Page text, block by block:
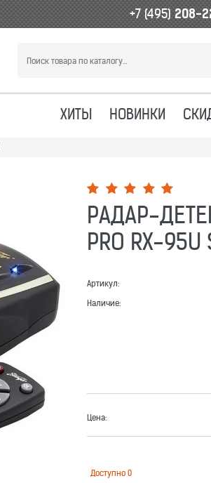
+7 (495)208-
ХИТЫ НОВИНКИ
РАДАР-
PRO RX-95U
Артикул:
Наличие:
Цена:
Доступно 0